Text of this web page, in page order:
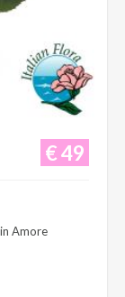
€ 49
Amore